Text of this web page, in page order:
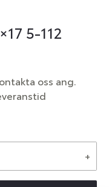
5-112
oss ang.
+